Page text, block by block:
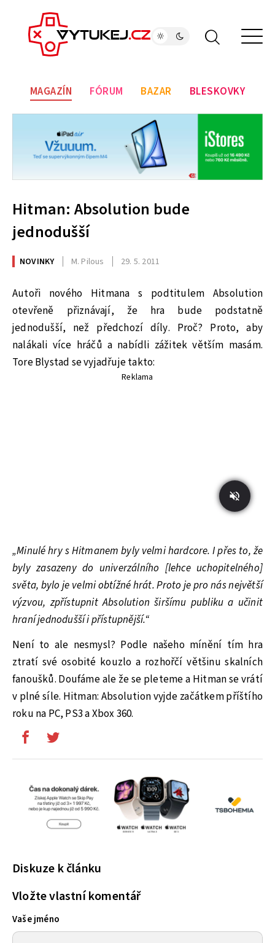
MAGAZÍN FÓRUM BAZAR BLESKOVKY
Hitman: Absolution bude
jednodušší
NOVINKY M. Pilous 29. 5. 2011
Autoři nového Hitmana s podtitulem Absolution
otevřeně přiznávají, že hra bude podstatně
jednodušší, než předchozí díly. Proč? Proto, aby
nalákali více hráčů a nabídli zážitek větším masám.
Tore Blystad se vyjadřuje takto:
Reklama
„Minulé hry s Hitmanem byly velmi hardcore. I přes to, že
byly zasazeny do univerzálního [lehce uchopitelného]
světa, bylo je velmi obtížné hrát. Proto je pro nás největší
výzvou, zpřístupnit Absolution širšímu publiku a učinit
hraní jednodušší i přístupnější.“
Není to ale nesmysl? Podle našeho mínění tím hra
ztratí své osobité kouzlo a rozhořčí většinu skalních
fanoušků. Doufáme ale že se pleteme a Hitman se vrátí
v plné síle. Hitman: Absolution vyjde začátkem příštího
roku na PC, PS3 a Xbox 360.
Diskuze k článku
Vložte vlastní komentář
Vaše jméno